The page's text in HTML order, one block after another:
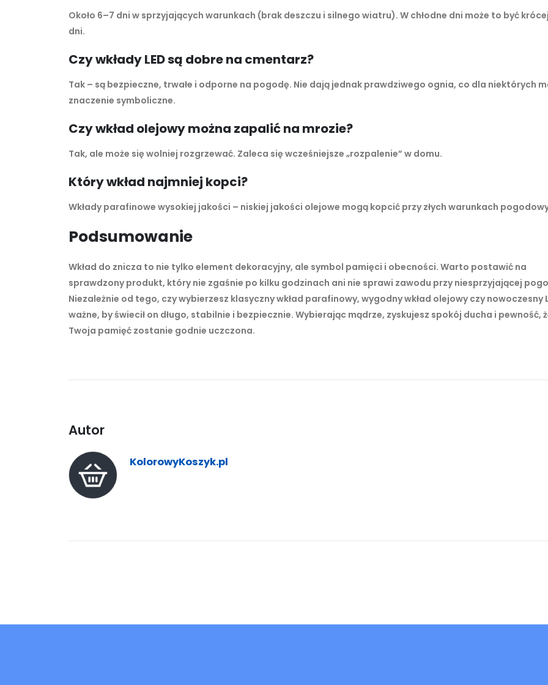
Około 6–7 dni w sprzyjających warunkach (brak deszczu i silnego wiatru). W chłodne dni może to być
dni.
Czy wkłady LED są dobre na cmentarz?
Tak – są bezpieczne, trwałe i odporne na pogodę. Nie dają jednak prawdziwego ognia, co dla niektórych
znaczenie symboliczne.
Czy wkład olejowy można zapalić na mrozie?
Tak, ale może się wolniej rozgrzewać. Zaleca się wcześniejsze „rozpalenie” w domu.
Który wkład najmniej kopci?
Wkłady parafinowe wysokiej jakości – niskiej jakości olejowe mogą kopcić przy złych warunkach
Podsumowanie
Wkład do znicza to nie tylko element dekoracyjny, ale symbol pamięci i obecności. Warto postawić na
sprawdzony produkt, który nie zgaśnie po kilku godzinach ani nie sprawi zawodu przy niesprzyjającej
Niezależnie od tego, czy wybierzesz klasyczny wkład parafinowy, wygodny wkład olejowy czy nowoczesny
ważne, by świecił on długo, stabilnie i bezpiecznie. Wybierając mądrze, zyskujesz spokój ducha i pewność,
Twoja pamięć zostanie godnie uczczona.
Autor
KolorowyKoszyk.pl